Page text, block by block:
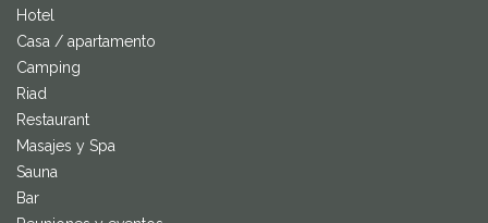
Hotel
Casa / apartamento
Camping
Riad
Restaurant
Masajes y Spa
Sauna
Bar